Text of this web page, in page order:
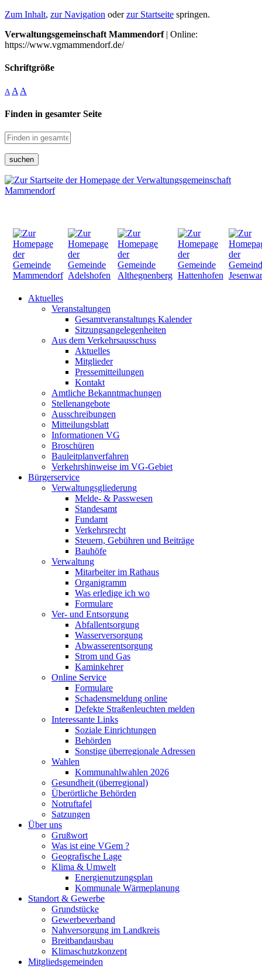
Zum Inhalt, zur Navigation oderzur Startseite springen.
Verwaltungsgemeinschaft Mammendorf| Online:
https://www.vgmammendorf.de/
Schriftgröße
A A A
Finden in gesamter Seite
suchen
Aktuelles
Veranstaltungen
Gesamtveranstaltungs Kalender
Sitzungsangelegenheiten
Aus dem Verkehrsausschuss
Aktuelles
Mitglieder
Pressemitteilungen
Kontakt
Amtliche Bekanntmachungen
Stellenangebote
Ausschreibungen
Mitteilungsblatt
Informationen VG
Broschüren
Bauleitplanverfahren
Verkehrshinweise im VG-Gebiet
Bürgerservice
Verwaltungsgliederung
Melde- & Passwesen
Standesamt
Fundamt
Verkehrsrecht
Steuern, Gebühren und Beiträge
Bauhöfe
Verwaltung
Mitarbeiter im Rathaus
Organigramm
Was erledige ich wo
Formulare
Ver- und Entsorgung
Abfallentsorgung
Wasserversorgung
Abwasserentsorgung
Strom und Gas
Kaminkehrer
Online Service
Formulare
Schadensmeldung online
Defekte Straßenleuchten melden
Interessante Links
Soziale Einrichtungen
Behörden
Sonstige überregionale Adressen
Wahlen
Kommunahlwahlen 2026
Gesundheit (überregional)
Überörtliche Behörden
Notruftafel
Satzungen
Über uns
Grußwort
Was ist eine VGem ?
Geografische Lage
Klima & Umwelt
Energienutzungsplan
Kommunale Wärmeplanung
Standort & Gewerbe
Grundstücke
Gewerbeverband
Nahversorgung im Landkreis
Breitbandausbau
Klimaschutzkonzept
Mitgliedsgemeinden